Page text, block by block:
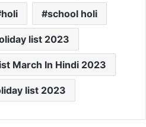
school holi
list 2023
March In Hindi 2023
list 2023